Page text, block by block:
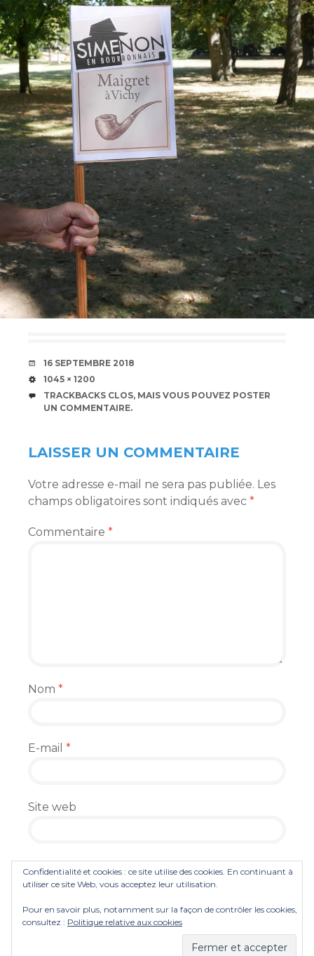
DATE
16 SEPTEMBRE 2018
TAILLE
1045 × 1200
TRACKBACKS CLOS, MAIS VOUS POUVEZ POSTER
UN COMMENTAIRE.
LAISSER UN COMMENTAIRE
Votre adresse e-mail ne sera pas publiée. Les
champs obligatoires sont indiqués avec *
Commentaire *
Nom *
E-mail *
Site web
Enregistrer mon nom, mon e-mail et mon
site dans le navigateur pour mon prochain
Confidentialité et cookies : ce site utilise des cookies. En continuant à
utiliser ce site Web, vous acceptez leur utilisation.
Pour en savoir plus, notamment sur la façon de contrôler les cookies,
consultez : Politique relative aux cookies